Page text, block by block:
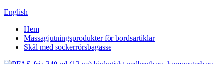
English
Hem
Massagjutningsprodukter för bordsartiklar
Skål med sockerrörsbagasse